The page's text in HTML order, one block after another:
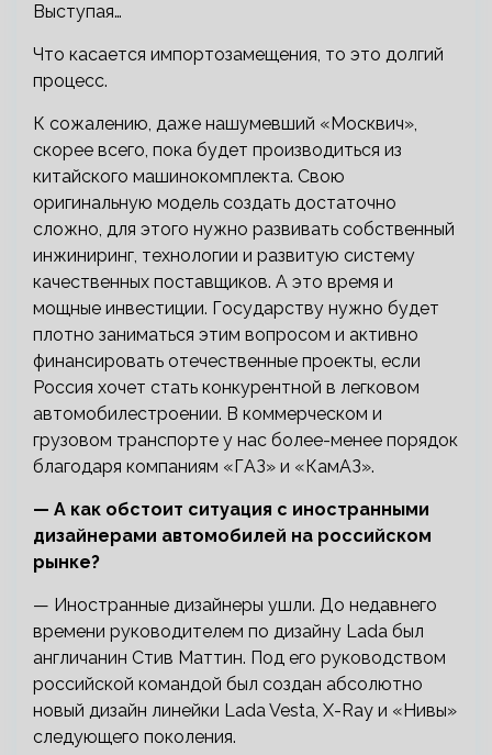
Выступая…
Что касается импортозамещения, то это долгий
процесс.
К сожалению, даже нашумевший «Москвич»,
скорее всего, пока будет производиться из
китайского машинокомплекта. Свою
оригинальную модель создать достаточно
сложно, для этого нужно развивать собственный
инжиниринг, технологии и развитую систему
качественных поставщиков. А это время и
мощные инвестиции. Государству нужно будет
плотно заниматься этим вопросом и активно
финансировать отечественные проекты, если
Россия хочет стать конкурентной в легковом
автомобилестроении. В коммерческом и
грузовом транспорте у нас более-менее порядок
благодаря компаниям «ГАЗ» и «КамАЗ».
— А как обстоит ситуация с иностранными
дизайнерами автомобилей на российском
рынке?
— Иностранные дизайнеры ушли. До недавнего
времени руководителем по дизайну Lada был
англичанин Стив Маттин. Под его руководством
российской командой был создан абсолютно
новый дизайн линейки Lada Vesta, X-Ray и «Нивы»
следующего поколения.